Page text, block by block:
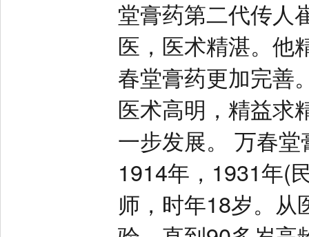
堂膏药第二代传人
医，医术精湛。他
春堂膏药更加完善
医术高明，精益求
一步发展。 万春
1914年，1931年(
师，时年18岁。从